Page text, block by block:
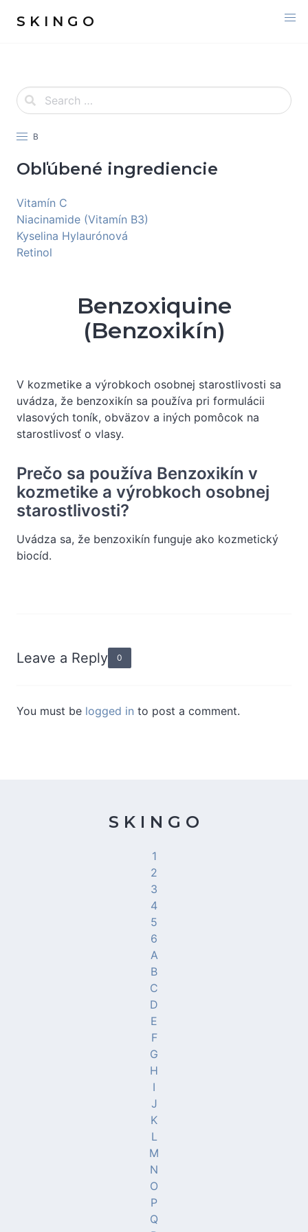
S K I N G O
B
Obľúbené ingrediencie
Vitamín C
Niacinamide (Vitamín B3)
Kyselina Hylaurónová
Retinol
Benzoxiquine
(Benzoxikín)
V kozmetike a výrobkoch osobnej starostlivosti sa
uvádza, že benzoxikín sa používa pri formulácii
vlasových toník, obväzov a iných pomôcok na
starostlivosť o vlasy.
Prečo sa používa Benzoxikín v
kozmetike a výrobkoch osobnej
starostlivosti?
Uvádza sa, že benzoxikín funguje ako kozmetický
biocíd.
Leave a Reply 0
You must be logged in to post a comment.
S K I N G O
1
2
3
4
5
6
A
B
C
D
E
F
G
H
I
J
K
L
M
N
O
P
Q